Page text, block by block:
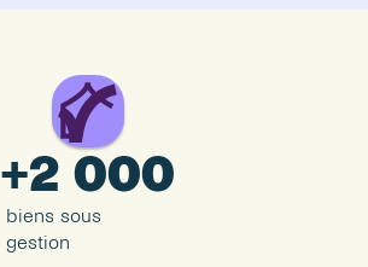
+2 000
biens sous
gestion